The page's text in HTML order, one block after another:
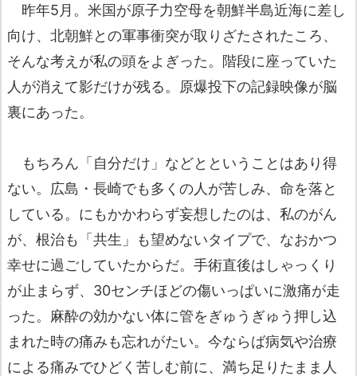
昨年5月。米国が原子力空母を朝鮮半島近海に差し
向け、北朝鮮との軍事衝突が取りざたされたころ、
そんな考えが私の頭をよぎった。階段に座っていた
人が消えて影だけが残る。原爆投下の記録映像が脳
裏にあった。
もちろん「自分だけ」などとということはあり得
ない。広島・長崎でも多くの人が苦しみ、命を落と
している。にもかかわらず妄想したのは、私のがん
が、根治も「共生」も望めないタイプで、なおかつ
幸せに過ごしていたからだ。手術直後はしゃっくり
が止まらず、30センチほどの傷いっぱいに激痛が走
った。麻酔の効かない体に管をぎゅうぎゅう押し込
まれた時の痛みも忘れがたい。今ならば病気や治療
による痛みでひどく苦しむ前に、満ち足りたまま人